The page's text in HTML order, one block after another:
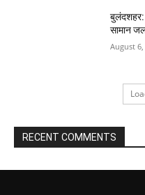
बुलंदशहर:
सामान
August 6,
RECENT COMMENTS